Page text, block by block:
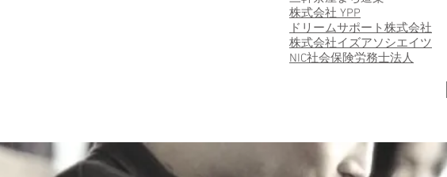
株式会社 YPP
ドリームサポート株式会社
株式会社イズアソシエイツ
NIC社会保険労務士法人